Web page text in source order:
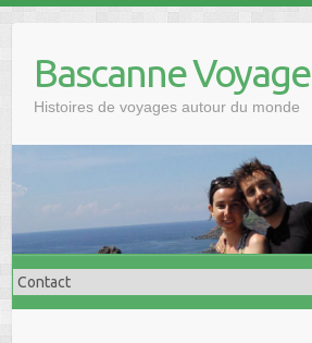
contentBascanne Voyage
Histoires de voyages autour du monde